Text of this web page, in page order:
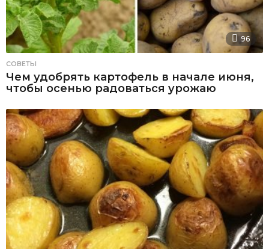
96
СОВЕТЫ
Чем удобрять картофель в начале июня,
чтобы осенью радоваться урожаю